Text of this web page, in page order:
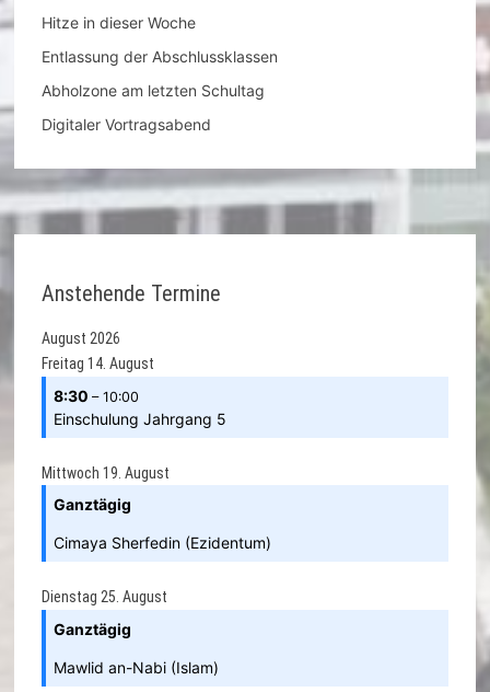
Hitze in dieser Woche
Entlassung der Abschlussklassen
Abholzone am letzten Schultag
Digitaler Vortragsabend
Anstehende Termine
August 2026
Freitag 14. August
8:30– 10:00
Einschulung Jahrgang 5
Mittwoch 19. August
Ganztägig
Cimaya Sherfedin (Ezidentum)
Dienstag 25. August
Ganztägig
Mawlid an-Nabi (Islam)